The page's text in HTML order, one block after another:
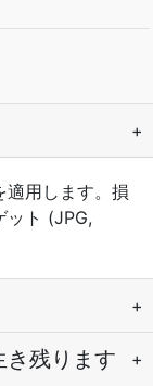
+
適用します。損
ット (JPG,
+
残ります
+